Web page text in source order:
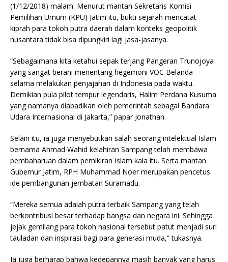
(1/12/2018) malam. Menurut mantan Sekretaris Komisi
Pemilihan Umum (KPU) Jatim itu, bukti sejarah mencatat
kiprah para tokoh putra daerah dalam konteks geopolitik
nusantara tidak bisa dipungkiri lagi jasa-jasanya.
“Sebagaimana kita ketahui sepak terjang Pangeran Trunojoya
yang sangat berani menentang hegemoni VOC Belanda
selama melakukan penjajahan di Indonesia pada waktu.
Demikian pula pilot tempur legendaris, Halim Perdana Kusuma
yang namanya diabadikan oleh pemerintah sebagai Bandara
Udara Internasional di Jakarta,” papar Jonathan.
Selain itu, ia juga menyebutkan salah seorang intelektual Islam
bernama Ahmad Wahid kelahiran Sampang telah membawa
pembaharuan dalam pemikiran Islam kala itu. Serta mantan
Gubernur Jatim, RPH Muhammad Noer merupakan pencetus
ide pembangunan jembatan Suramadu.
“Mereka semua adalah putra terbaik Sampang yang telah
berkontribusi besar terhadap bangsa dan negara ini. Sehingga
jejak gemilang para tokoh nasional tersebut patut menjadi suri
tauladan dan inspirasi bagi para generasi muda,” tukasnya.
Ia juga berharap bahwa kedepannya masih banyak yang harus